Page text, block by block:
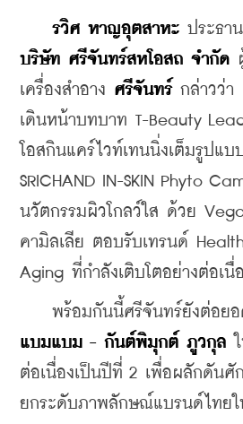
รวิศ หาญอุตสาหะ
บริษัท ศรีจันทร์สหโอสถ จำกัด
เครื่องสำอาง ศรีจันทร์ กล่าวว่า
เดินหน้าบทบาท T-Beauty
โอสกินแคร์ไวท์เทนนิ่งเต็มรูปแบ
SRICHAND IN-SKIN Phyto
นวัตกรรมผิวโกลว์ใส ด้วย
คามิลเลีย ตอบรับเทรนด์
Aging ที่กำลังเติบโตอย่างต่อเนื่
แบมแบม - กันต์พิมุกต์ ภูวกุล
ต่อเนื่องเป็นปีที่ 2 เพื่อผลักดันศั
ยกระดับภาพลักษณ์แบรนด์ไทย